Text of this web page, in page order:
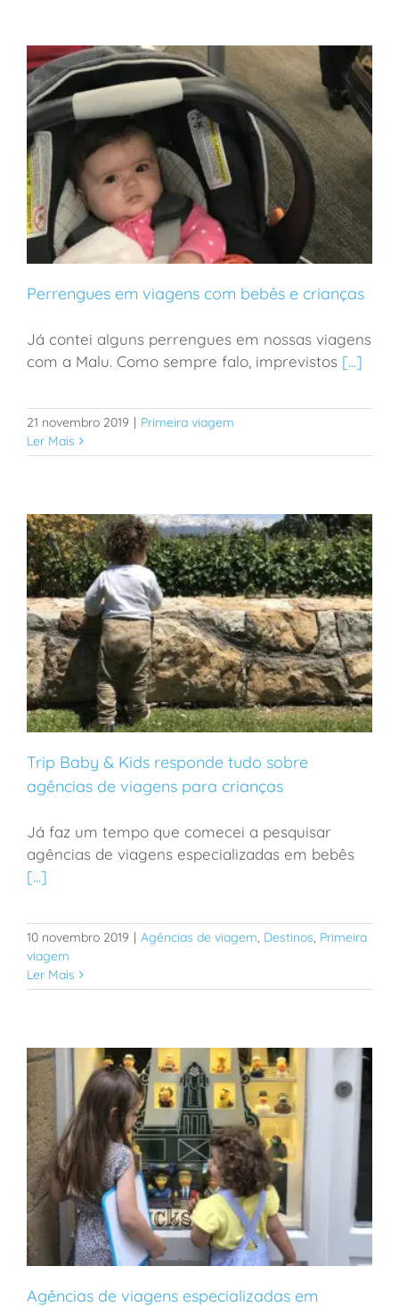
Perrengues em viagens com bebês e crianças
Perrengues em viagens com bebês e crianças
Já contei alguns perrengues em nossas viagens
com a Malu. Como sempre falo, imprevistos [...]
21 novembro 2019 | Primeira viagem
Ler Mais
Trip Baby & Kids responde tudo sobre agências de
viagens para crianças
Trip Baby & Kids responde tudo sobre
agências de viagens para crianças
Já faz um tempo que comecei a pesquisar
agências de viagens especializadas em bebês
[...]
10 novembro 2019 | Agências de viagem, Destinos, Primeira
viagem
Ler Mais
Agências de viagens especializadas em